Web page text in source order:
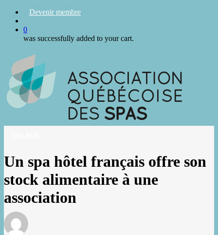
Devenir membre
0
was successfully added to your cart.
Un spa hôtel français offre son
stock alimentaire à une
association